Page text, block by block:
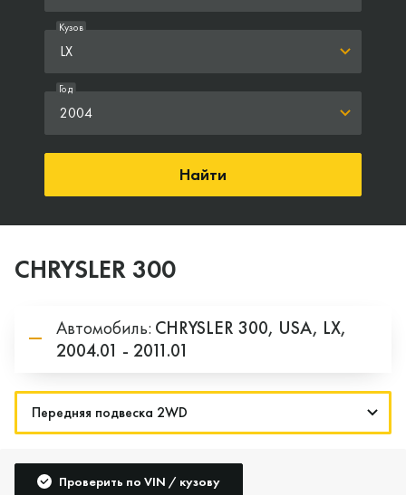
LX
Кузов
2004
Год
Найти
CHRYSLER 300
Автомобиль: CHRYSLER 300, USA, LX,
2004.01 - 2011.01
Проверить по VIN / кузову